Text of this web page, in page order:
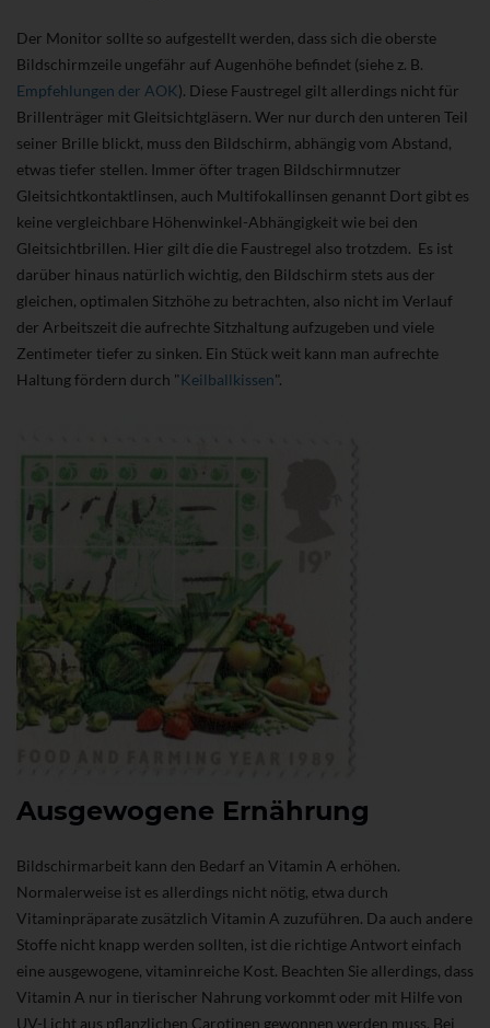
Der Monitor sollte so aufgestellt werden, dass sich die oberste
Bildschirmzeile ungefähr auf Augenhöhe befindet (siehe z. B.
Empfehlungen der AOK). Diese Faustregel gilt allerdings nicht für
Brillenträger mit Gleitsichtgläsern. Wer nur durch den unteren Teil
seiner Brille blickt, muss den Bildschirm, abhängig vom Abstand,
etwas tiefer stellen. Immer öfter tragen Bildschirmnutzer
Gleitsichtkontaktlinsen, auch Multifokallinsen genannt Dort gibt es
keine vergleichbare Höhenwinkel-Abhängigkeit wie bei den
Gleitsichtbrillen. Hier gilt die die Faustregel also trotzdem. Es ist
darüber hinaus natürlich wichtig, den Bildschirm stets aus der
gleichen, optimalen Sitzhöhe zu betrachten, also nicht im Verlauf
der Arbeitszeit die aufrechte Sitzhaltung aufzugeben und viele
Zentimeter tiefer zu sinken. Ein Stück weit kann man aufrechte
Haltung fördern durch "Keilballkissen".
Ausgewogene Ernährung
Bildschirmarbeit kann den Bedarf an Vitamin A erhöhen.
Normalerweise ist es allerdings nicht nötig, etwa durch
Vitaminpräparate zusätzlich Vitamin A zuzuführen. Da auch andere
Stoffe nicht knapp werden sollten, ist die richtige Antwort einfach
eine ausgewogene, vitaminreiche Kost. Beachten Sie allerdings, dass
Vitamin A nur in tierischer Nahrung vorkommt oder mit Hilfe von
UV-Licht aus pflanzlichen Carotinen gewonnen werden muss. Bei